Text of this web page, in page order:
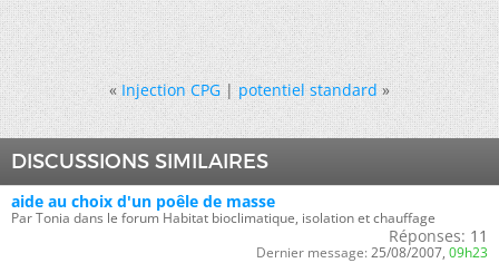
« Injection CPG|potentiel standard »
DISCUSSIONS SIMILAIRES
aide au choix d'un poêle de masse
Par Tonia dans le forum Habitat bioclimatique, isolation et chauffage
Réponses: 11
Dernier message: 25/08/2007, 09h23